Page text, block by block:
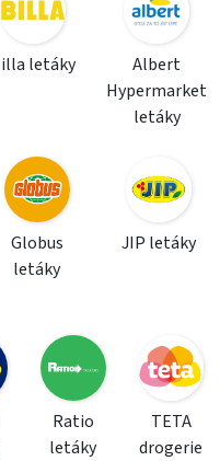
letáky
Albert
Hypermarket
letáky
Globus
letáky
JIP letáky
Ratio
letáky
TETA
drogerie